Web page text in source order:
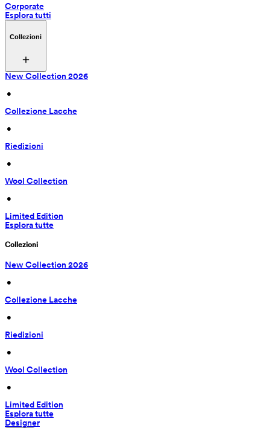
Corporate
Esplora tutti
Collezioni
New Collection 2026
•
Collezione Lacche
•
Riedizioni
•
Wool Collection
•
Limited Edition
Esplora tutte
Collezioni
New Collection 2026
•
Collezione Lacche
•
Riedizioni
•
Wool Collection
•
Limited Edition
Esplora tutte
Designer